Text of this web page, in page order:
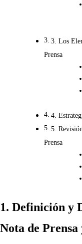
3. Los
Prensa
4.
5.
Prensa
1. Definición y
Nota de